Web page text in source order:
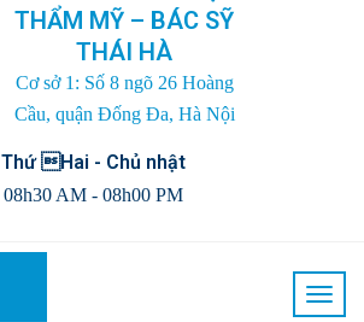
THẨM MỸ – BÁC SỸ
THÁI HÀ
Cơ sở 1: Số 8 ngõ 26 Hoàng
Cầu, quận Đống Đa, Hà Nội
Thứ Hai - Chủ nhật
08h30 AM - 08h00 PM